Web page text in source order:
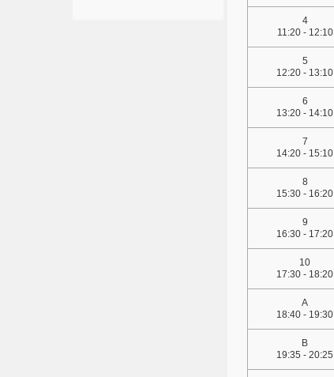
4
11:20 - 12:10
5
12:20 - 13:10
6
13:20 - 14:10
7
14:20 - 15:10
8
15:30 - 16:20
9
16:30 - 17:20
10
17:30 - 18:20
A
18:40 - 19:30
B
19:35 - 20:25